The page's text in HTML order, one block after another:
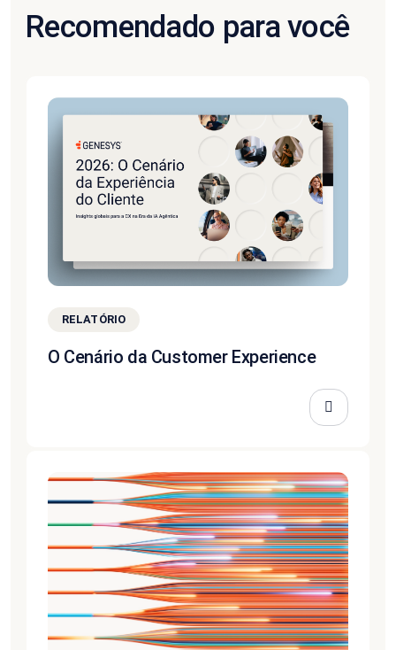
Recomendado para você
RELATÓRIO
O Cenário da Customer Experience